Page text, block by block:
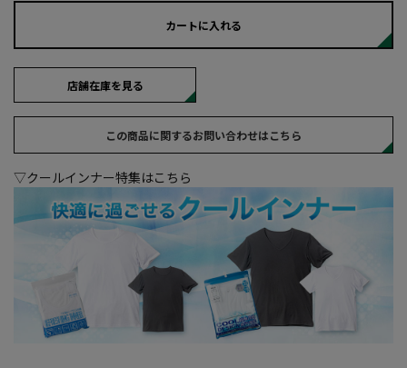
カートに入れる
店舗在庫を見る
この商品に関するお問い合わせはこちら
▽クールインナー特集はこちら